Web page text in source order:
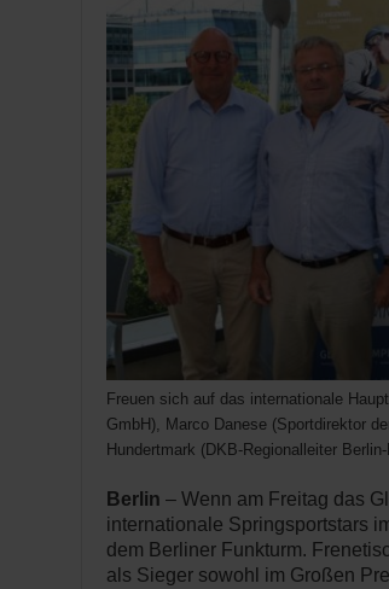
Freuen sich auf das internationale
GmbH), Marco Danese (Sportdirektor
Hundertmark (DKB-Regionalleiter
Berlin – Wenn am Freitag das
internationale Springsportstars
dem Berliner Funkturm.
als Sieger sowohl im Großen